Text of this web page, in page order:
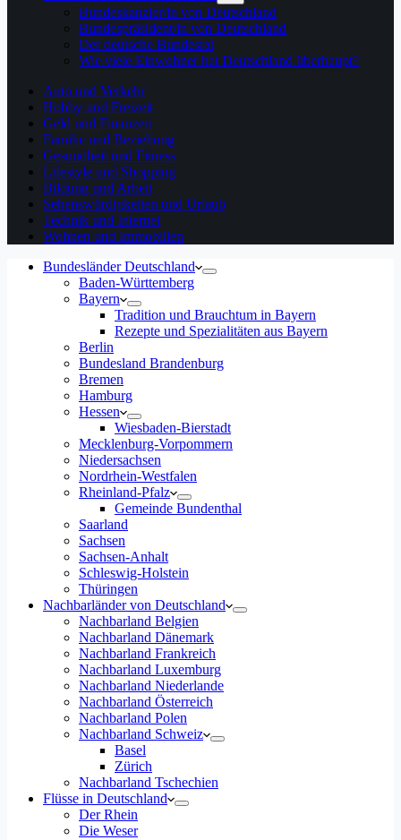
Bundeskanzler/in von Deutschland
Bundespräsident/in von Deutschland
Der deutsche Bundesrat
Wie viele Einwohner hat Deutschland überhaupt?
Auto und Verkehr
Hobby und Freizeit
Geld und Finanzen
Familie und Beziehung
Gesundheit und Fitness
Lifestyle und Shopping
Bildung und Arbeit
Sehenswürdigkeiten und Urlaub
Technik und Internet
Wohnen und Immobilien
Bundesländer Deutschland
Baden-Württemberg
Bayern
Tradition und Brauchtum in Bayern
Rezepte und Spezialitäten aus Bayern
Berlin
Bundesland Brandenburg
Bremen
Hamburg
Hessen
Wiesbaden-Bierstadt
Mecklenburg-Vorpommern
Niedersachsen
Nordrhein-Westfalen
Rheinland-Pfalz
Gemeinde Bundenthal
Saarland
Sachsen
Sachsen-Anhalt
Schleswig-Holstein
Thüringen
Nachbarländer von Deutschland
Nachbarland Belgien
Nachbarland Dänemark
Nachbarland Frankreich
Nachbarland Luxemburg
Nachbarland Niederlande
Nachbarland Österreich
Nachbarland Polen
Nachbarland Schweiz
Basel
Zürich
Nachbarland Tschechien
Flüsse in Deutschland
Der Rhein
Die Weser